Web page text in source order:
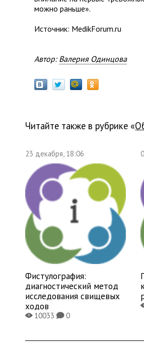
можно раньше».
Источник: MedikForum.ru
Автор: Валерия Одинцова
Читайте также в рубрике «
23 декабря, 18:06
Фистулография:
диагностический метод
исследования свищевых
ходов
X10033K0